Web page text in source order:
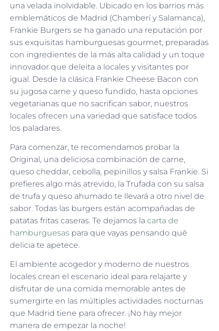
una velada inolvidable. Ubicado en los barrios más
emblemáticos de Madrid (Chamberí y Salamanca),
Frankie Burgers se ha ganado una reputación por
sus exquisitas hamburguesas gourmet, preparadas
con ingredientes de la más alta calidad y un toque
innovador que deleita a locales y visitantes por
igual. Desde la clásica Frankie Cheese Bacon con
su jugosa carne y queso fundido, hasta opciones
vegetarianas que no sacrifican sabor, nuestros
locales ofrecen una variedad que satisface todos
los paladares.
Para comenzar, te recomendamos probar la
Original, una deliciosa combinación de carne,
queso cheddar, cebolla, pepinillos y salsa Frankie. Si
prefieres algo más atrevido, la Trufada con su salsa
de trufa y queso ahumado te llevará a otro nivel de
sabor. Todas las burgers están acompañadas de
patatas fritas caseras. Te dejamos la carta de
hamburguesas para que vayas pensando qué
delicia te apetece.
El ambiente acogedor y moderno de nuestros
locales crean el escenario ideal para relajarte y
disfrutar de una comida memorable antes de
sumergirte en las múltiples actividades nocturnas
que Madrid tiene para ofrecer. ¡No hay mejor
manera de empezar la noche!